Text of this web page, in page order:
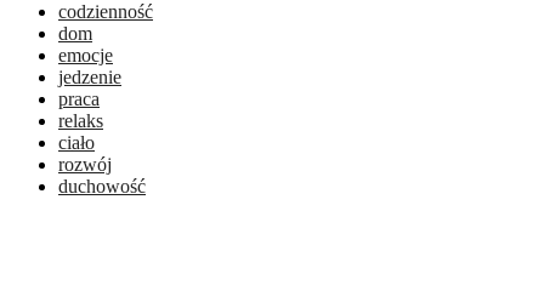
codzienność
dom
emocje
jedzenie
praca
relaks
ciało
rozwój
duchowość